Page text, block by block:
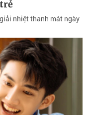
nhiệt thanh mát ngày